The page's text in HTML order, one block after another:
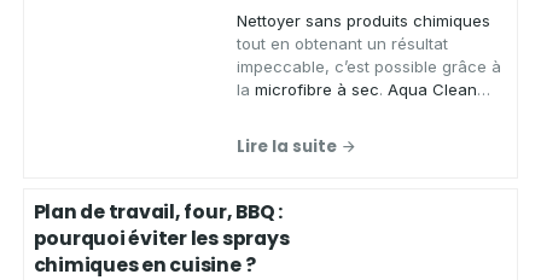
Nettoyer sans produits chimiques
tout en obtenant un résultat
impeccable, c’est possible grâce à
la microfibre à sec. Aqua Clean
zéro déchet, vous présente ses
chiffons microfibres de qualité
etnettoyer
surfaces
Lire la suite
Plan de travail, four, BBQ :
pourquoi éviter les sprays
chimiques en cuisine ?